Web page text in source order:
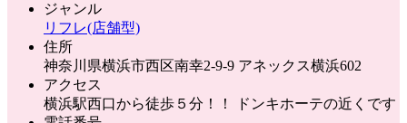
ジャンル
リフレ(店舗型)
住所
神奈川県横浜市西区南幸2-9-9 アネックス横浜602
アクセス
横浜駅西口から徒歩５分！！ ドンキホーテの近くです